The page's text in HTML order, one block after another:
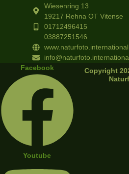
Wiesenring 13
19217 Rehna OT Vitense
01712496415
03887251546
www.naturfoto.international
Facebook
Youtube
Copyright